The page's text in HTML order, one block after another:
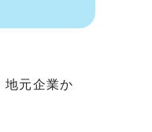
地元企業か